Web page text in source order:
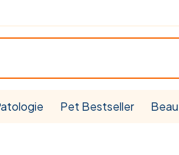
Pet Bestseller